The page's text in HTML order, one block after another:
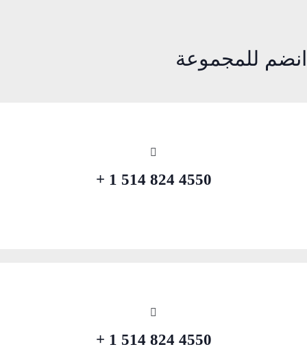
انضم للمجموعة
4550 824 514 1 +
4550 824 514 1 +